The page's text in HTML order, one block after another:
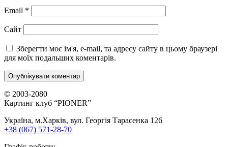
Email *
Сайт
Зберегти моє ім'я, e-mail, та адресу сайту в цьому браузері
для моїх подальших коментарів.
© 2003-2080
Картинг клуб “PIONER”
Україна, м.Харків, вул. Георгія Тарасенка 126
+38 (067) 571-28-70